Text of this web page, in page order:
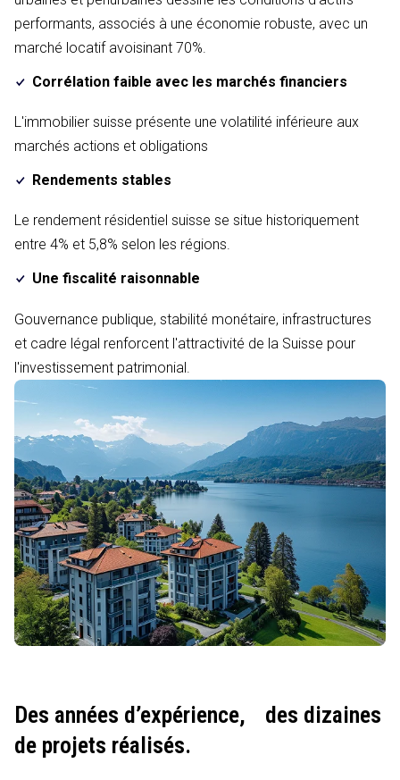
performants, associés à une économie robuste, avec un
marché locatif avoisinant 70%.
Corrélation faible avec les marchés financiers
L'immobilier suisse présente une volatilité inférieure aux
marchés actions et obligations
Rendements stables
Le rendement résidentiel suisse se situe historiquement
entre 4% et 5,8% selon les régions.
Une fiscalité raisonnable
Gouvernance publique, stabilité monétaire, infrastructures
et cadre légal renforcent l'attractivité de la Suisse pour
l'investissement patrimonial.
Des années d’expérience,
des dizaines
de projets réalisés.